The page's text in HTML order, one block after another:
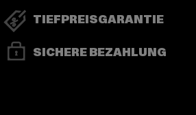
TIEFPREISGARANTIE
SICHERE BEZAHLUNG